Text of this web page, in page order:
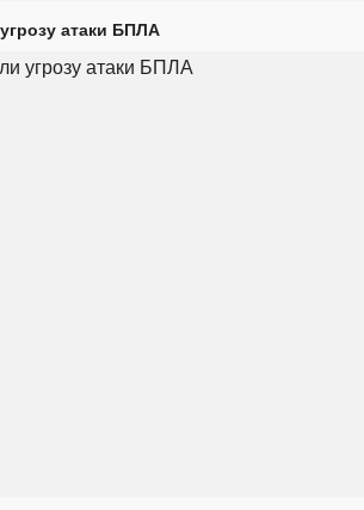
атаки БПЛА